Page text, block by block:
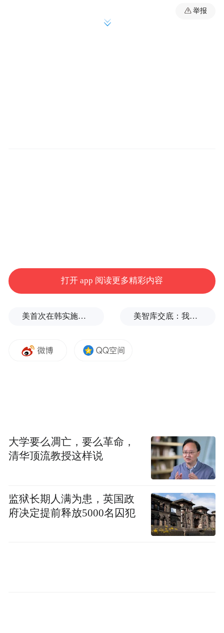
发布，现已覆盖搭载 A19 芯片的 iPhone、
M5 芯片的 iPad 与 Mac 机型，通过硬件设计
防范加密通信被大规模窃取。目前苹果已推
出 iMessage PQ3，为 TLS 和 HTTPS 接入后
corecrypto 核心加密库，持续推进量子安全防
杀毒模式。同时 XProtect 搭载支持特征检测
与行为检测的新一代防病毒系统并集成修复
功能，苹果会结合公证拦截、XProtect 签名
位阻断恶意软件攻击。
举报
打开 app 阅读更多精彩内容
美首次在韩实施自杀式FPV无人机演习 美智库交底：我们调研了全球4.2万人的中美偏好，民心已有惊人巨变
大学要么凋亡，要么革命，
清华顶流教授这样说
监狱长期人满为患，英国政
府决定提前释放5000名囚犯